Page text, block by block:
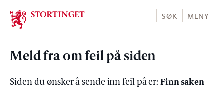
Stortinget.no
SØK MENY
Meld fra om feil på siden
Siden du ønsker å sende inn feil på er: Finn saken